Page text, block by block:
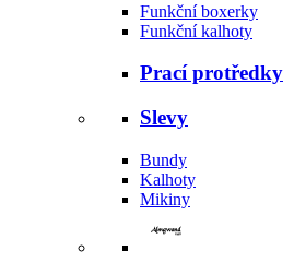
Funkční boxerky
Funkční kalhoty
Prací protředky
Slevy
Bundy
Kalhoty
Mikiny